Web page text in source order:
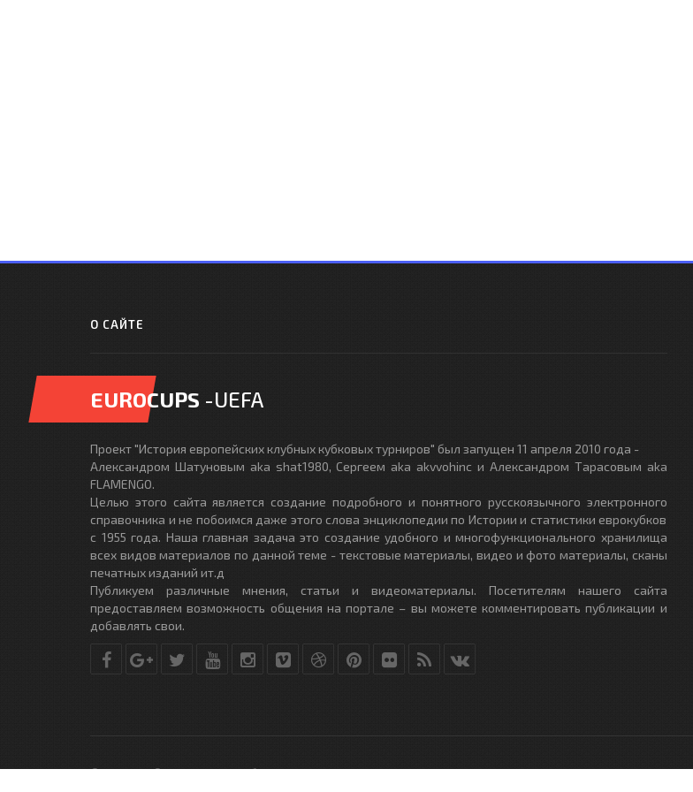
О САЙТЕ
EUROCUPS -UEFA
Проект "История европейских клубных кубковых турниров" был запущен 11 апреля 2010 года -
Александром Шатуновым aka shat1980, Сергеем aka akvvohinc и Александром Тарасовым aka
FLAMENGO.
Целью этого сайта является создание подробного и понятного русскоязычного электронного
справочника и не побоимся даже этого слова энциклопедии по Истории и статистики еврокубков
с 1955 года. Наша главная задача это создание удобного и многофункционального хранилища
всех видов материалов по данной теме - текстовые материалы, видео и фото материалы, сканы
печатных изданий ит.д
Публикуем различные мнения, статьи и видеоматериалы. Посетителям нашего сайта
предоставляем возможность общения на портале – вы можете комментировать публикации и
добавлять свои.
© Copyright © 2010-2017. Разработано студиейDLE-THEME.RU- All Rights Reserved.